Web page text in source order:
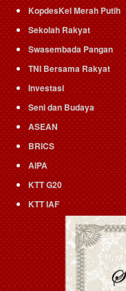
KopdesKel Merah Putih
Sekolah Rakyat
Swasembada Pangan
TNI Bersama Rakyat
Investasi
Seni dan Budaya
ASEAN
BRICS
AIPA
KTT G20
KTT IAF